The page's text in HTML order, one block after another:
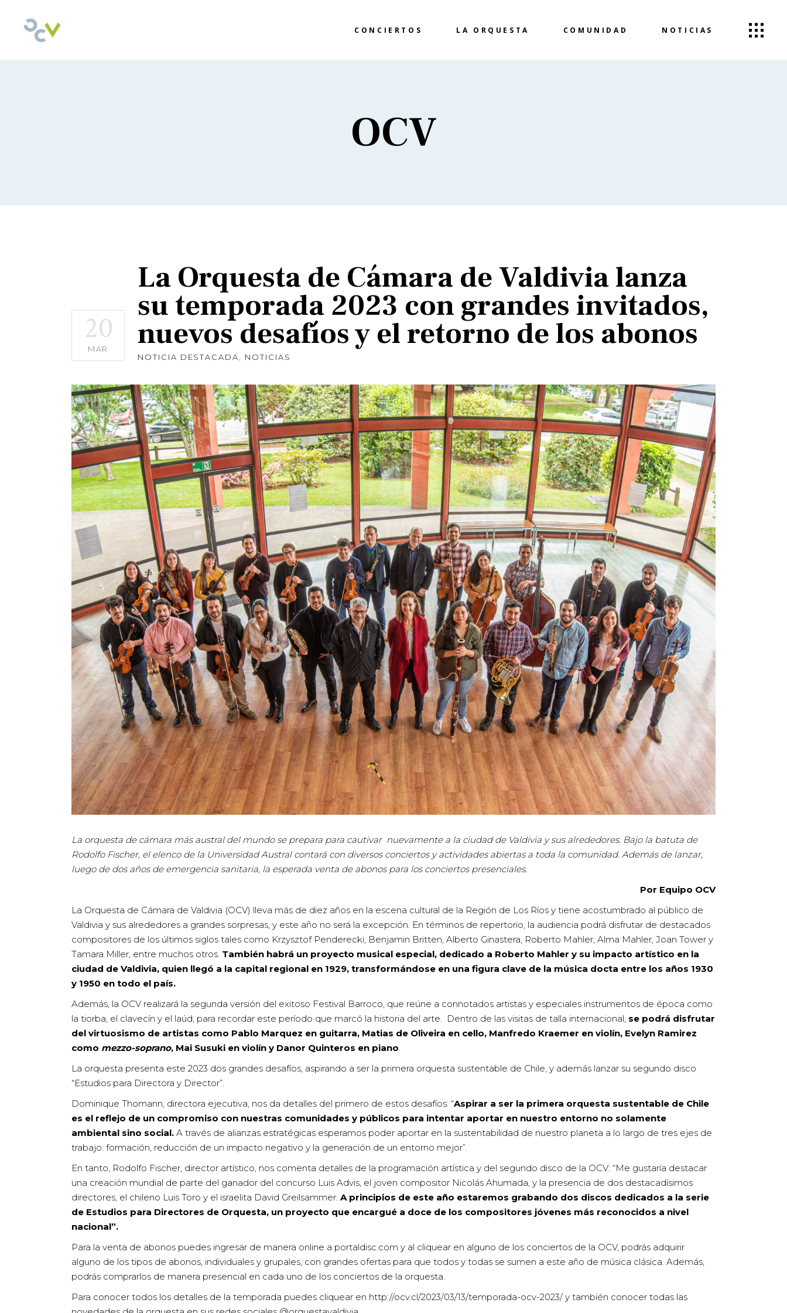
CONCIERTOS LA ORQUESTA COMUNIDAD NOTICIAS
OCV
20
MAR
La Orquesta de Cámara de Valdivia lanza
su temporada 2023 con grandes invitados,
nuevos desafíos y el retorno de los abonos
NOTICIA DESTACADA NOTICIAS
La orquesta de cámara más austral del mundo se prepara para cautivar nuevamente a la ciudad de Valdivia y sus alrededores. Bajo la batuta de
Rodolfo Fischer, el elenco de la Universidad Austral contará con diversos conciertos y actividades abiertas a toda la comunidad. Además de lanzar,
luego de dos años de emergencia sanitaria, la esperada venta de abonos para los conciertos presenciales.
Por Equipo OCV
La Orquesta de Cámara de Valdivia (OCV) lleva más de diez años en la escena cultural de la Región de Los Ríos y tiene acostumbrado al público de
Valdivia y sus alrededores a grandes sorpresas, y este año no será la excepción. En términos de repertorio, la audiencia podrá disfrutar de destacados
compositores de los últimos siglos tales como Krzysztof Penderecki, Benjamin Britten, Alberto Ginastera, Roberto Mahler, Alma Mahler, Joan Tower y
Tamara Miller, entre muchos otros. También habrá un proyecto musical especial, dedicado a Roberto Mahler y su impacto artístico en la
ciudad de Valdivia, quien llegó a la capital regional en 1929, transformándose en una figura clave de la música docta entre los años 1930
y 1950 en todo el país.
Además, la OCV realizará la segunda versión del exitoso Festival Barroco, que reúne a connotados artistas y especiales instrumentos de época como
la tiorba, el clavecín y el laúd, para recordar este período que marcó la historia del arte. Dentro de las visitas de talla internacional, se podrá disfrutar
del virtuosismo de artistas como Pablo Marquez en guitarra, Matias de Oliveira en cello, Manfredo Kraemer en violín, Evelyn Ramirez
como mezzo-soprano, Mai Susuki en violín y Danor Quinteros en piano.
La orquesta presenta este 2023 dos grandes desafíos, aspirando a ser la primera orquesta sustentable de Chile, y además lanzar su segundo disco
“Estudios para Directora y Director”.
Dominique Thomann, directora ejecutiva, nos da detalles del primero de estos desafíos: “Aspirar a ser la primera orquesta sustentable de Chile
es el reflejo de un compromiso con nuestras comunidades y públicos para intentar aportar en nuestro entorno no solamente
ambiental sino social. A través de alianzas estratégicas esperamos poder aportar en la sustentabilidad de nuestro planeta a lo largo de tres ejes de
trabajo: formación, reducción de un impacto negativo y la generación de un entorno mejor”.
En tanto, Rodolfo Fischer, director artístico, nos comenta detalles de la programación artística y del segundo disco de la OCV: “Me gustaría destacar
una creación mundial de parte del ganador del concurso Luis Advis, el joven compositor Nicolás Ahumada, y la presencia de dos destacadísimos
directores, el chileno Luis Toro y el israelita David Greilsammer. A principios de este año estaremos grabando dos discos dedicados a la serie
de Estudios para Directores de Orquesta, un proyecto que encargué a doce de los compositores jóvenes más reconocidos a nivel
nacional”.
Para la venta de abonos puedes ingresar de manera online a portaldisc.com y al cliquear en alguno de los conciertos de la OCV, podrás adquirir
alguno de los tipos de abonos, individuales y grupales, con grandes ofertas para que todos y todas se sumen a este año de música clásica. Además,
podrás comprarlos de manera presencial en cada uno de los conciertos de la orquesta.
Para conocer todos los detalles de la temporada puedes cliquear en http://ocv.cl/2023/03/13/temporada-ocv-2023/y también conocer todas las